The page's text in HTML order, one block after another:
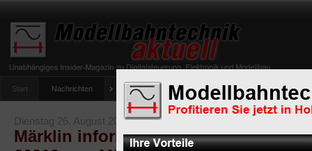
Start Nachrichten Tipps Newsletter Archiv Magazin
umfrage-viessmann-multiprotokoll-lichtdecoder
Dienstag 26. August 2008
Märklin informiert: Die neue Central